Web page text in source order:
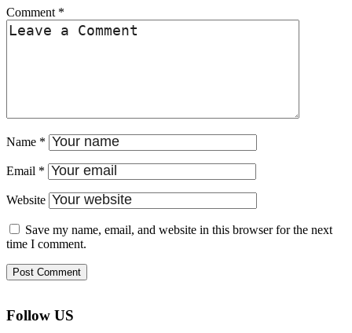
Comment *
Name *
Email *
Website
Save my name, email, and website in this browser for the next
time I comment.
Follow US